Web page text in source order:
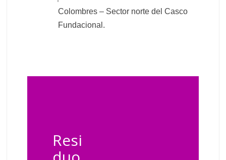
Colombres – Sector norte del Casco
Fundacional.
Resi